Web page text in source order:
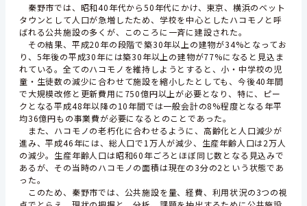
秦野市では、昭和40年代から50年代にかけ、東京、横浜のベット
タウンとして人口が急増したため、学校を中心としたハコモノと呼
ばれる公共施設の多くが、このころに一斉に建設された。
その結果、平成20年の段階で築30年以上の建物が34%となってお
り、5年後の平成30年には築30年以上の建物が77%になると見込ま
れている。全てのハコモノを維持しようとすると、小・中学校の児
童・生徒数の減少に合わせて施設を縮小したとしても、今後40年間
で大規模改修と更新費用に750億円以上が必要となり、特に、ピー
クとなる平成48年以降の10年間では一般会計の8%程度となる年平
均36億円もの事業費が必要になるとのことであった。
また、ハコモノの老朽化に合わせるように、高齢化と人口減少が
進み、平成46年には、総人口で1万人が減少、生産年齢人口は2万人
の減少。生産年齢人口は昭和60年ごろとほぼ同じ数となる見込みで
あるが、その当時のハコモノの面積は現在の3分の2という状態であ
った。
このため、秦野市では、公共施設を量、経費、利用状況の3つの視